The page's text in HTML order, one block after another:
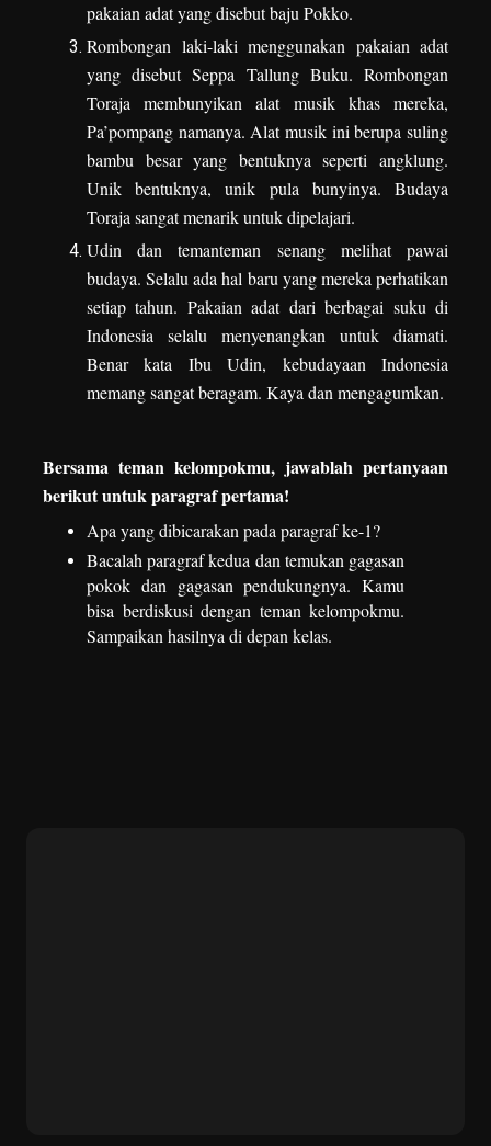
pakaian adat yang disebut baju Pokko.
Rombongan laki-laki menggunakan pakaian adat
yang disebut Seppa Tallung Buku. Rombongan
Toraja membunyikan alat musik khas mereka,
Pa’pompang namanya. Alat musik ini berupa suling
bambu besar yang bentuknya seperti angklung.
Unik bentuknya, unik pula bunyinya. Budaya
Toraja sangat menarik untuk dipelajari.
Udin dan temanteman senang melihat pawai
budaya. Selalu ada hal baru yang mereka perhatikan
setiap tahun. Pakaian adat dari berbagai suku di
Indonesia selalu menyenangkan untuk diamati.
Benar kata Ibu Udin, kebudayaan Indonesia
memang sangat beragam. Kaya dan mengagumkan.
Bersama teman kelompokmu, jawablah pertanyaan
berikut untuk paragraf pertama!
Apa yang dibicarakan pada paragraf ke-1?
Bacalah paragraf kedua dan temukan gagasan
pokok dan gagasan pendukungnya. Kamu
bisa berdiskusi dengan teman kelompokmu.
Sampaikan hasilnya di depan kelas.